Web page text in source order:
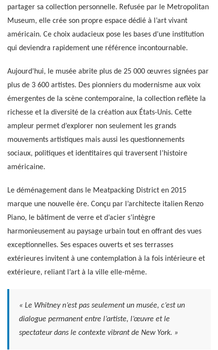
partager sa collection personnelle. Refusée par le Metropolitan
Museum, elle crée son propre espace dédié à l’art vivant
américain. Ce choix audacieux pose les bases d’une institution
qui deviendra rapidement une référence incontournable.
Aujourd’hui, le musée abrite plus de 25 000 œuvres signées par
plus de 3 600 artistes. Des pionniers du modernisme aux voix
émergentes de la scène contemporaine, la collection reflète la
richesse et la diversité de la création aux États-Unis. Cette
ampleur permet d’explorer non seulement les grands
mouvements artistiques mais aussi les questionnements
sociaux, politiques et identitaires qui traversent l’histoire
américaine.
Le déménagement dans le Meatpacking District en 2015
marque une nouvelle ère. Conçu par l’architecte italien Renzo
Piano, le bâtiment de verre et d’acier s’intègre
harmonieusement au paysage urbain tout en offrant des vues
exceptionnelles. Ses espaces ouverts et ses terrasses
extérieures invitent à une contemplation à la fois intérieure et
extérieure, reliant l’art à la ville elle-même.
« Le Whitney n’est pas seulement un musée, c’est un
dialogue permanent entre l’artiste, l’œuvre et le
spectateur dans le contexte vibrant de New York. »